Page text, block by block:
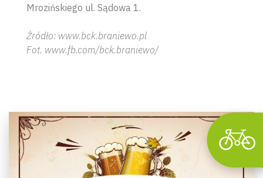
Mrozińskiego ul. Sądowa 1.
Źródło: www.bck.braniewo.pl
Fot. www.fb.com/bck.braniewo/